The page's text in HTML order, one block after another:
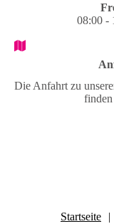
08:00 -
Die Anfahrt zu
Startseite